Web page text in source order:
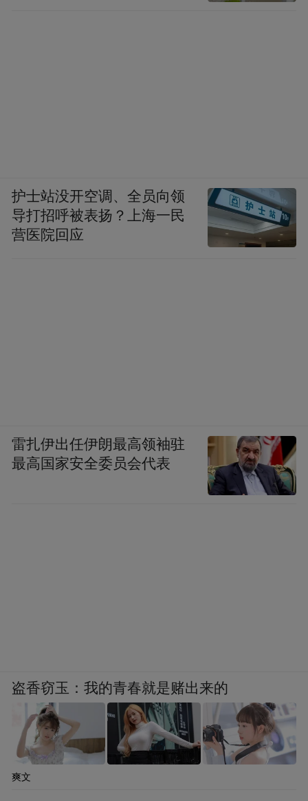
护士站没开空调、全员向领
导打招呼被表扬？上海一民
营医院回应
雷扎伊出任伊朗最高领袖驻
最高国家安全委员会代表
盗香窃玉：我的青春就是赌出来的
爽文